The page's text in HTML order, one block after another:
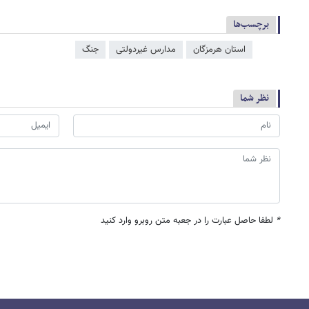
برچسب‌ها
استان هرمزگان مدارس غیردولتی جنگ
نظر شما
* لطفا حاصل عبارت را در جعبه متن روبرو وارد کنید